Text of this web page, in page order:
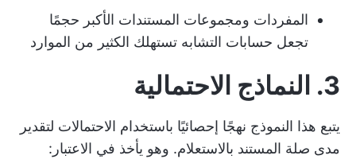
المفردات ومجموعات المستندات الأكبر حجمًا
تجعل حسابات التشابه تستهلك الكثير من الموارد
3. النماذج الاحتمالية
يتبع هذا النموذج نهجًا إحصائيًا باستخدام الاحتمالات لتقدير
مدى صلة المستند بالاستعلام. وهو يأخذ في الاعتبار: